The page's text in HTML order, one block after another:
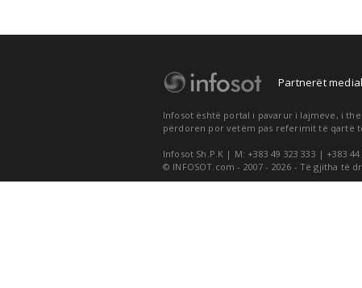
Partnerët
Infosot është portal i pavarur i lajmeve, i
përdoren por vetëm pas referimit të qartë
Infosot Sh.P.K | M: +383 49 323 333 | +383 44
© INFOSOT.com - 2007 - 2026 - Të gjitha të